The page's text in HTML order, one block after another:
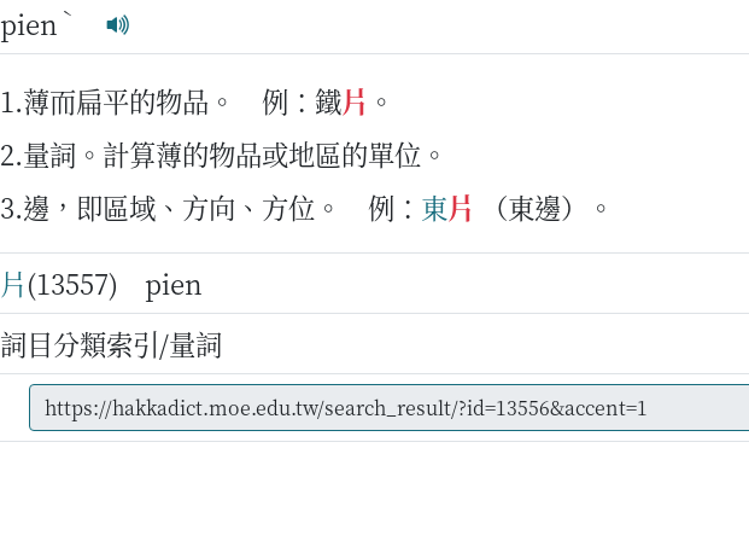
pien ˋ
1.薄而扁平的物品。 例：鐵片 。
2.量詞。計算薄的物品或地區的單位。
3.邊，即區域、方向、方位。
例： 東片
（東邊）。
片(13557) pien
詞目分類索引/量詞